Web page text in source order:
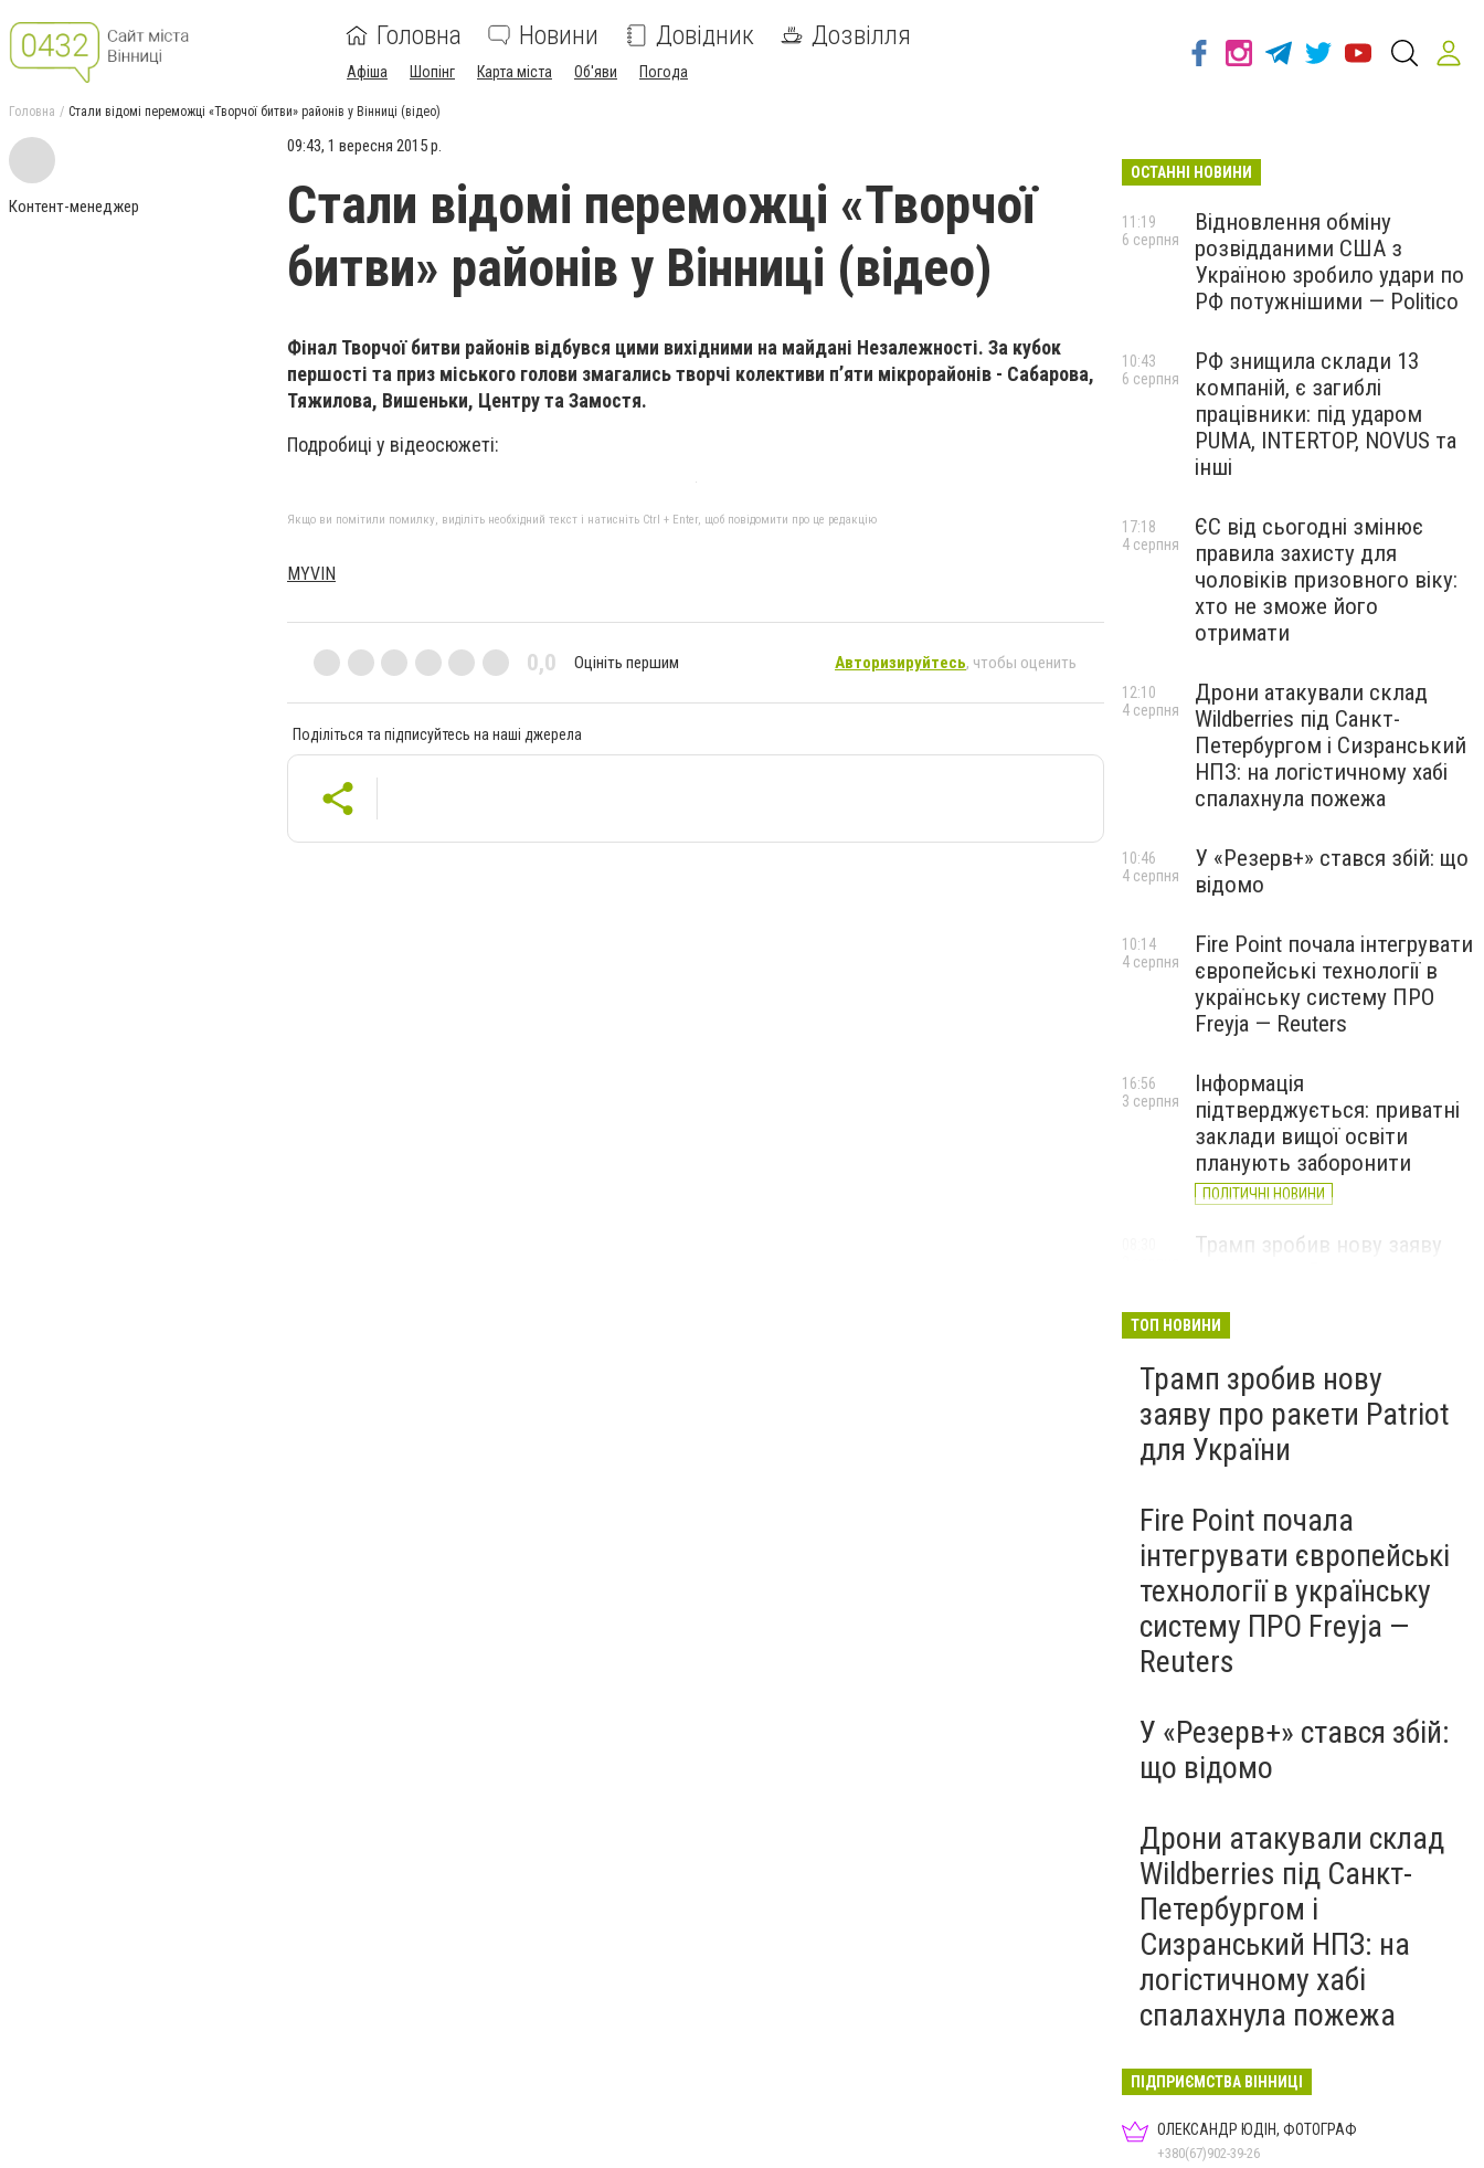
Головна Новини Довідник Дозвілля
Афіша Шопінг Карта міста Об'яви Погода
Головна Стали відомі переможці «Творчої битви» районів у Вінниці (відео)
Контент-менеджер
09:43, 1 вересня 2015 р.
Стали відомі переможці «Творчої
битви» районів у Вінниці (відео)
Фінал Творчої битви районів відбувся цими вихідними на майдані Незалежності. За кубок
першості та приз міського голови змагались творчі колективи п’яти мікрорайонів - Сабарова,
Тяжилова, Вишеньки, Центру та Замостя.
Подробиці у відеосюжеті:
Якщо ви помітили помилку, виділіть необхідний текст і натисніть Ctrl + Enter, щоб повідомити про це редакцію
MYVIN
0,0 Оцініть першим Авторизируйтесь, чтобы оценить
Поділіться та підписуйтесь на наші джерела
ОСТАННІ НОВИНИ
Відновлення обміну
розвідданими США з
Україною зробило удари по
РФ потужнішими — Politico
11:19
6 серпня
РФ знищила склади 13
компаній, є загиблі
працівники: під ударом
PUMA, INTERTOP, NOVUS та
інші
10:43
6 серпня
ЄС від сьогодні змінює
правила захисту для
чоловіків призовного віку:
хто не зможе його
отримати
17:18
4 серпня
Дрони атакували склад
Wildberries під Санкт-
Петербургом і Сизранський
НПЗ: на логістичному хабі
спалахнула пожежа
12:10
4 серпня
У «Резерв+» стався збій: що
відомо
10:46
4 серпня
Fire Point почала інтегрувати
європейські технології в
українську систему ПРО
Freyja — Reuters
10:14
4 серпня
Інформація
підтверджується: приватні
заклади вищої освіти
планують заборонити
ПОЛІТИЧНІ НОВИНИ
16:56
3 серпня
Трамп зробив нову заяву
ТОП НОВИНИ
Трамп зробив нову
заяву про ракети Patriot
для України
Fire Point почала
інтегрувати європейські
технології в українську
систему ПРО Freyja —
Reuters
У «Резерв+» стався збій:
що відомо
Дрони атакували склад
Wildberries під Санкт-
Петербургом і
Сизранський НПЗ: на
логістичному хабі
спалахнула пожежа
ПІДПРИЄМСТВА ВІННИЦІ
ОЛЕКСАНДР ЮДІН, ФОТОГРАФ
+380(67)902-39-26